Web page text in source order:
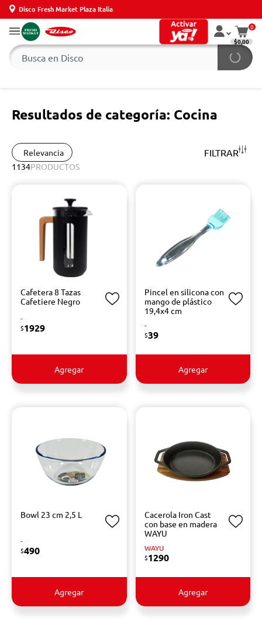
Disco Fresh Market Plaza Italia
0
$0,00
Resultados de categoría: Cocina
Relevancia FILTRAR
1134PRODUCTOS
Cafetera 8 Tazas
Cafetiere Negro
-
$1929
Agregar
Pincel en silicona con
mango de plástico
19,4x4 cm
-
$39
Agregar
Bowl 23 cm 2,5 L
-
$490
Agregar
Cacerola Iron Cast
con base en madera
WAYU
WAYU
$1290
Agregar